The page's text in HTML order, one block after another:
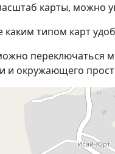
карты, можно
типом карт
переключаться
и окружающего